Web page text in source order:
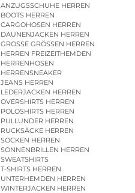
ANZUGSSCHUHE HERREN
BOOTS HERREN
CARGOHOSEN HERREN
DAUNENJACKEN HERREN
GROSSE GRÖSSEN HERREN
HERREN FREIZEITHEMDEN
HERRENHOSEN
HERRENSNEAKER
JEANS HERREN
LEDERJACKEN HERREN
OVERSHIRTS HERREN
POLOSHIRTS HERREN
PULLUNDER HERREN
RUCKSÄCKE HERREN
SOCKEN HERREN
SONNENBRILLEN HERREN
SWEATSHIRTS
T-SHIRTS HERREN
UNTERHEMDEN HERREN
WINTERJACKEN HERREN